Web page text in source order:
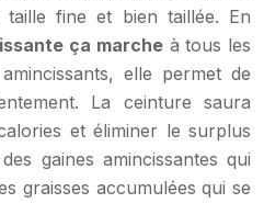
fine et bien taillée. En
ça marcheà tous les
elle permet de
La ceinture saura
et éliminer le surplus
gaines amincissantes qui
graisses accumulées qui se